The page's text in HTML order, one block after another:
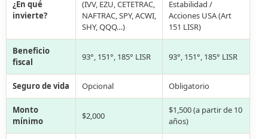
¿En qué
invierte?
(IVV, EZU, CETETRAC,
NAFTRAC, SPY, ACWI,
SHY, QQQ…)
Estabilidad /
Acciones USA (Art
151 LISR)
Beneficio
fiscal
93°, 151°, 185° LISR 93°, 151°, 185° LISR
Seguro de vida Opcional Obligatorio
Monto
mínimo
$2,000
$1,500 (a partir de 10
años)